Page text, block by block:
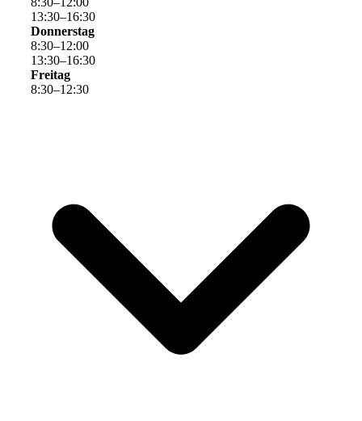
13:30–16:30
Donnerstag
8:30–12:00
13:30–16:30
Freitag
8:30–12:30